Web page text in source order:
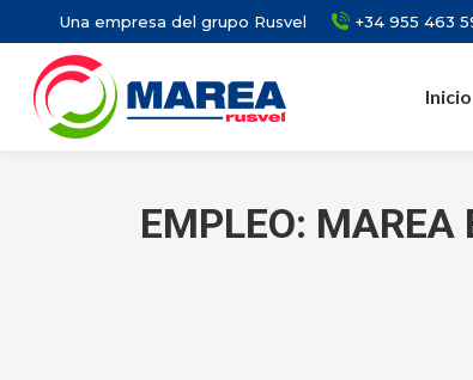
Una empresa del grupo Rusvel +34 955 463
Inicio
EMPLEO: MAREA